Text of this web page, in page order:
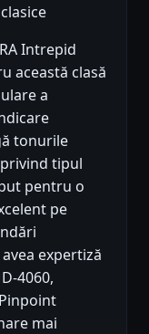
Intrepid
această clasă
a
tonurile
tipul
pentru o
pe
expertiză
4060,
mai